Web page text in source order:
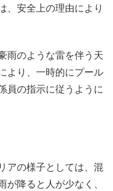
、安全上の理由により
雨のような雷を伴う天
より、一時的にプール
員の指示に従うように
アの様子としては、混
が降ると人が少なく、